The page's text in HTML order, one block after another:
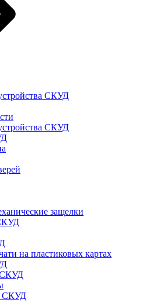
СКУД
СКУД
защелки
на пластиковых картах
СКУД
СКУД